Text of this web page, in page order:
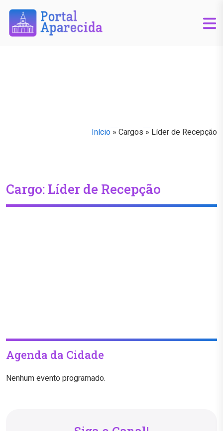
Início » Cargos » Líder de Recepção
Cargo: Líder de Recepção
Agenda da Cidade
Nenhum evento programado.